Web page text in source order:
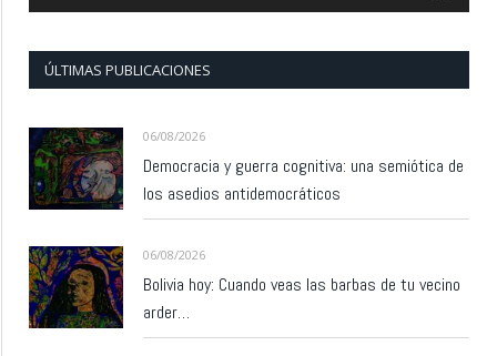
ÚLTIMAS PUBLICACIONES
06/08/2026
Democracia y guerra cognitiva: una semiótica de
los asedios antidemocráticos
06/08/2026
Bolivia hoy: Cuando veas las barbas de tu vecino
arder…